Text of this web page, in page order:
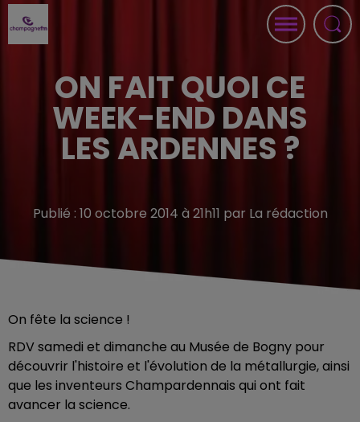
ON FAIT QUOI CE
WEEK-END DANS
LES ARDENNES ?
Publié : 10 octobre 2014 à 21h11 par La rédaction
On fête la science !
RDV samedi et dimanche au Musée de Bogny pour
découvrir l'histoire et l'évolution de la métallurgie, ainsi
que les inventeurs Champardennais qui ont fait
avancer la science.